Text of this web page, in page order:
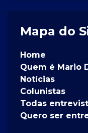
Mapa do
Home
Quem é Mario
Notícias
Colunistas
Todas
Quero ser